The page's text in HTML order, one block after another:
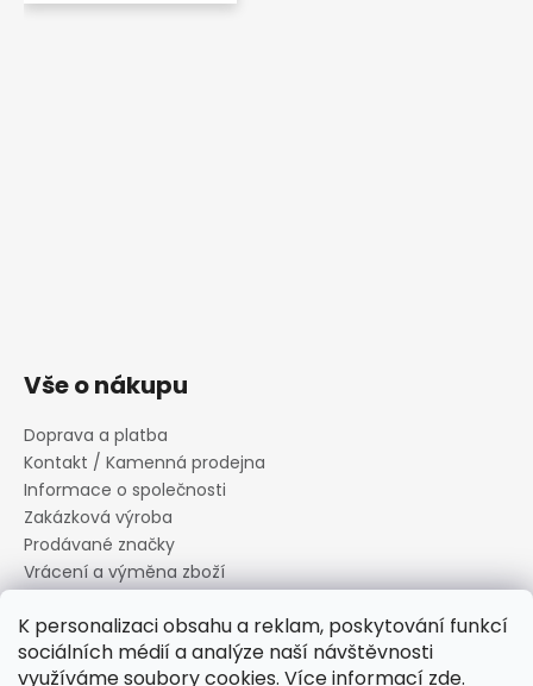
K personalizaci obsahu a reklam, poskytování funkcí
sociálních médií a analýze naší návštěvnosti
využíváme soubory cookies. Více informací zde.
Vše o nákupu
Doprava a platba
Kontakt / Kamenná prodejna
Informace o společnosti
Zakázková výroba
Prodávané značky
Vrácení a výměna zboží
Informace o souborech cookies
Reklamační řád
Obchodní podmínky